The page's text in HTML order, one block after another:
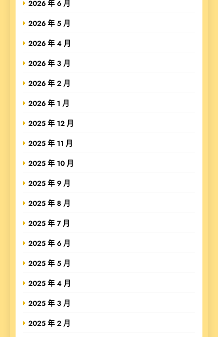
2026 年 6 月
2026 年 5 月
2026 年 4 月
2026 年 3 月
2026 年 2 月
2026 年 1 月
2025 年 12 月
2025 年 11 月
2025 年 10 月
2025 年 9 月
2025 年 8 月
2025 年 7 月
2025 年 6 月
2025 年 5 月
2025 年 4 月
2025 年 3 月
2025 年 2 月